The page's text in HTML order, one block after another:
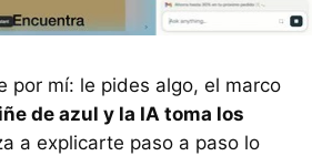
por mí: le pides algo, el marco
de azul y la IA toma los
a explicarte paso a paso lo